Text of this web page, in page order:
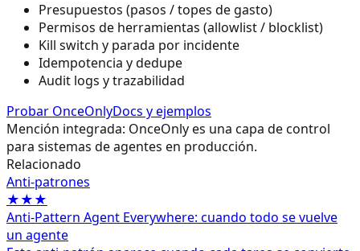
Presupuestos (pasos / topes de gasto)
Permisos de herramientas (allowlist / blocklist)
Kill switch y parada por incidente
Idempotencia y dedupe
Audit logs y trazabilidad
Probar OnceOnlyDocs y ejemplos
Mención integrada: OnceOnly es una capa de control
para sistemas de agentes en producción.
Relacionado
Anti‑patrones
★★★
Anti-Pattern Agent Everywhere: cuando todo se vuelve
un agente